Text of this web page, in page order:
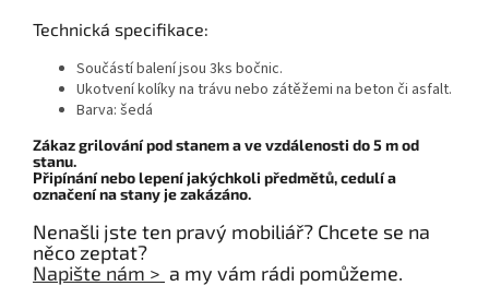
Technická specifikace:
Součástí balení jsou 3ks bočnic.
Ukotvení kolíky na trávu nebo zátěžemi na beton či asfalt.
Barva: šedá
Zákaz grilování pod stanem a ve vzdálenosti do 5 m od
stanu.
​Připínání nebo lepení jakýchkoli předmětů, cedulí a
označení na stany je zakázáno.
Nenašli jste ten pravý mobiliář? Chcete se na
něco zeptat?
Napište nám > a my vám rádi pomůžeme.